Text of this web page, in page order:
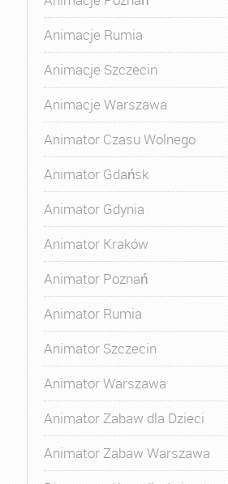
Animacje Rumia
Animacje Szczecin
Animacje Warszawa
Animator Czasu Wolnego
Animator Gdańsk
Animator Gdynia
Animator Kraków
Animator Poznań
Animator Rumia
Animator Szczecin
Animator Warszawa
Animator Zabaw dla Dzieci
Animator Zabaw Warszawa